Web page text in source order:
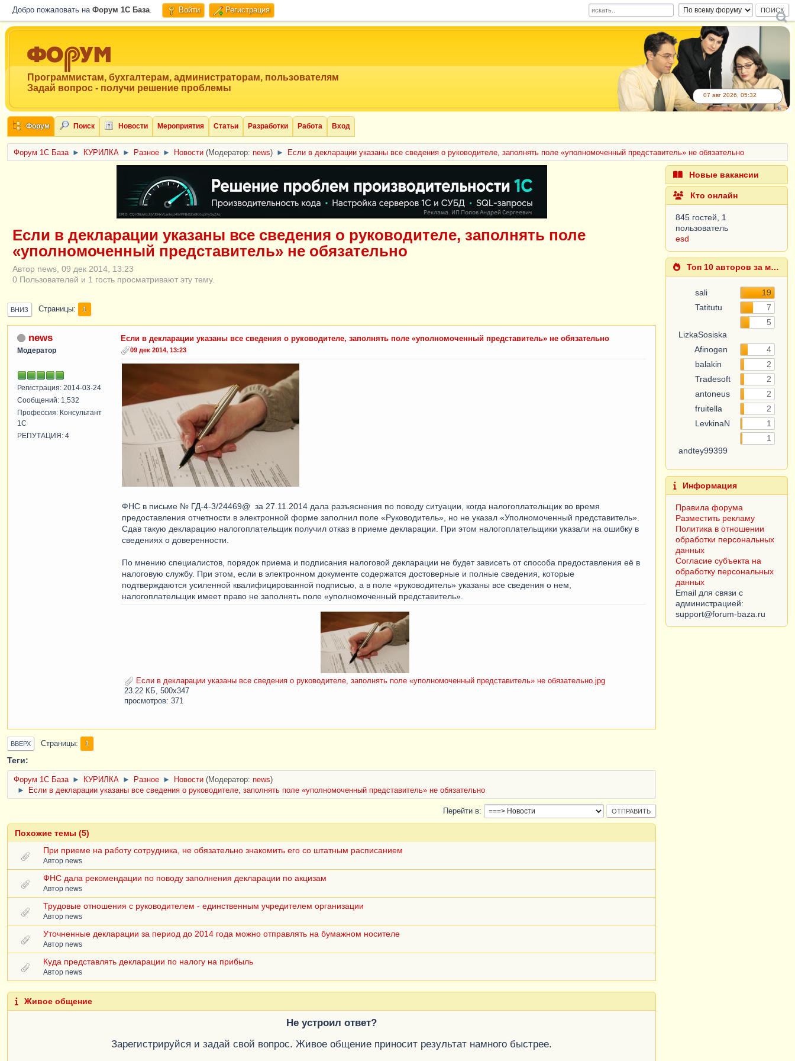
Добро пожаловать на Форум 1C База. Войти Регистрация
Программистам, бухгалтерам, администраторам, пользователям
Задай вопрос - получи решение проблемы
07 авг 2026, 05:32
Форум Поиск Новости Мероприятия Статьи Разработки Работа Вход
Форум 1C База ► КУРИЛКА ► Разное ► Новости (Модератор: news) ► Если в декларации указаны все сведения о руководителе, заполнять поле «уполномоченный представитель» не обязательно
ERID: CQH36pWzJqVJD4xVLsnhcU4hVPNjkBZe8KKxjJiYySyZAz
Если в декларации указаны все сведения о руководителе, заполнять поле
«уполномоченный представитель» не обязательно
Автор news, 09 дек 2014, 13:23
0 Пользователей и 1 гость просматривают эту тему.
ВНИЗ Страницы 1
news
Модератор
Регистрация: 2014-03-24
Сообщений: 1,532
Профессия: Консультант
1С
РЕПУТАЦИЯ: 4
Если в декларации указаны все сведения о руководителе, заполнять поле «уполномоченный представитель» не обязательно
09 дек 2014, 13:23
ФНС в письме № ГД-4-3/24469@ за 27.11.2014 дала разъяснения по поводу ситуации, когда налогоплательщик во время
предоставления отчетности в электронной форме заполнил поле «Руководитель», но не указал «Уполномоченный представитель».
Сдав такую декларацию налогоплательщик получил отказ в приеме декларации. При этом налогоплательщики указали на ошибку в
сведениях о доверенности.
По мнению специалистов, порядок приема и подписания налоговой декларации не будет зависеть от способа предоставления её в
налоговую службу. При этом, если в электронном документе содержатся достоверные и полные сведения, которые
подтверждаются усиленной квалифицированной подписью, а в поле «руководитель» указаны все сведения о нем,
налогоплательщик имеет право не заполнять поле «уполномоченный представитель».
Если в декларации указаны все сведения о руководителе, заполнять поле «уполномоченный представитель» не обязательно.jpg
23.22 КБ, 500x347
просмотров: 371
ВВЕРХ Страницы 1
Теги:
Форум 1C База ► КУРИЛКА ► Разное ► Новости (Модератор: news)
►
Если в декларации указаны все сведения о руководителе, заполнять поле «уполномоченный представитель» не обязательно
Перейти в
Похожие темы (5)
При приеме на работу сотрудника, не обязательно знакомить его со штатным расписанием
Автор news
ФНС дала рекомендации по поводу заполнения декларации по акцизам
Автор news
Трудовые отношения с руководителем - единственным учредителем организации
Автор news
Уточненные декларации за период до 2014 года можно отправлять на бумажном носителе
Автор news
Куда представлять декларации по налогу на прибыль
Автор news
Живое общение
Не устроил ответ?
Зарегистрируйся и задай свой вопрос. Живое общение приносит результат намного быстрее.
Новые вакансии
Кто онлайн
845 гостей, 1
пользователь
esd
Топ 10 авторов за месяц
19
Tatitutu
7
5
Afinogen
balakin
2
Tradesoft
2
antoneus
2
fruitella
2
LevkinaN
1
andtey99399
1
Правила форума
Разместить рекламу
Политика в отношении
обработки персональных
данных
Согласие субъекта на
обработку персональных
данных
Email для связи с
администрацией: